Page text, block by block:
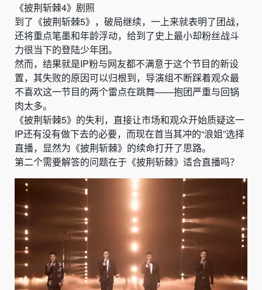
《披荆斩棘4》剧照
到了《披荆斩棘5》，破局继续，一上来就表明了团战，
还将重点笔墨和年龄浮动，给到了史上最小却粉丝战斗
力很当下的登陆少年团。
然而，结果就是IP粉与网友都不满意于这个节目的新设
置，其失败的原因可以归根到，导演组不断踩着观众最
不喜欢这一节目的两个雷点在跳舞——抱团严重与回锅
肉太多。
《披荆斩棘5》的失利，直接让市场和观众开始质疑这一
IP还有没有做下去的必要，而现在首当其冲的“浪姐”选择
直播，显然为《披荆斩棘》的续命打开了思路。
第二个需要解答的问题在于《披荆斩棘》适合直播吗？